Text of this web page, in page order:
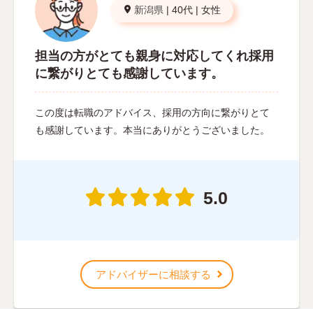
新潟県 | 40代 | 女性
担当の方がとても親身に対応してくれ採用
に繋がりとても感謝しています。
この度は転職のアドバイス、採用の方向に繋がりとて
も感謝しています。本当にありがとうございました。
5.0
アドバイザーに相談する